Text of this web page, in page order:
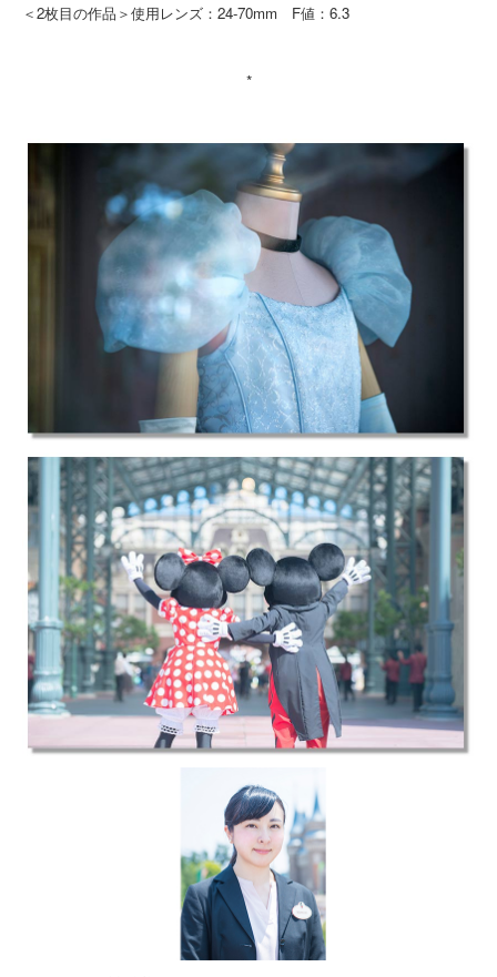
＜2枚目の作品＞使用レンズ：24-70mm F値：6.3
*